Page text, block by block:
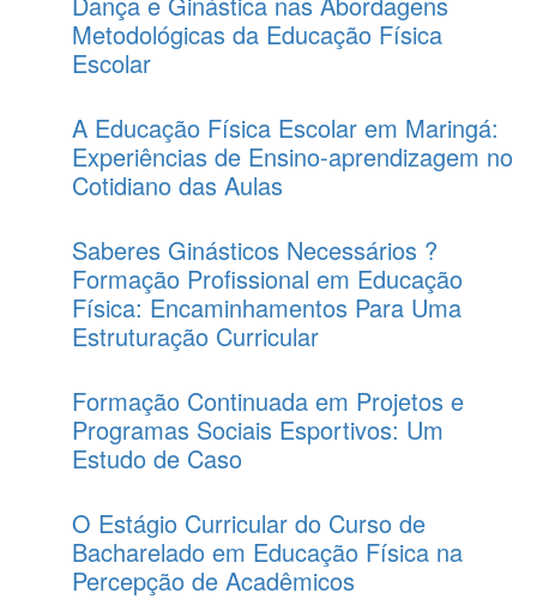
Metodológicas da Educação Física
Escolar
A Educação Física Escolar em Maringá:
Experiências de Ensino-aprendizagem no
Cotidiano das Aulas
Saberes Ginásticos Necessários ?
Formação Profissional em Educação
Física: Encaminhamentos Para Uma
Estruturação Curricular
Formação Continuada em Projetos e
Programas Sociais Esportivos: Um
Estudo de Caso
O Estágio Curricular do Curso de
Bacharelado em Educação Física na
Percepção de Acadêmicos